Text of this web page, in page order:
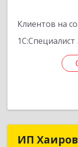
Клиентов на
1С:Специалист
ИП